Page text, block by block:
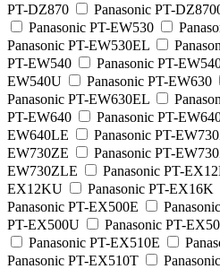
PT-DZ870
Panasonic PT-
Panasonic PT-EW530
Panasonic PT-EW530EL
PT-EW540
Panasonic PT-
EW540U
Panasonic PT-EW630
Panasonic PT-EW630EL
PT-EW640
Panasonic PT-
EW640LE
Panasonic PT-
EW730ZE
Panasonic PT-
EW730ZLE
Panasonic PT-
EX12KU
Panasonic PT-EX16K
Panasonic PT-EX500E
PT-EX500U
Panasonic PT-
Panasonic PT-EX510E
Panasonic PT-EX510T